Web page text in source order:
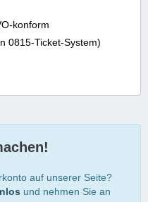
konform
0815-Ticket-System)
auf unserer Seite?
und nehmen Sie an